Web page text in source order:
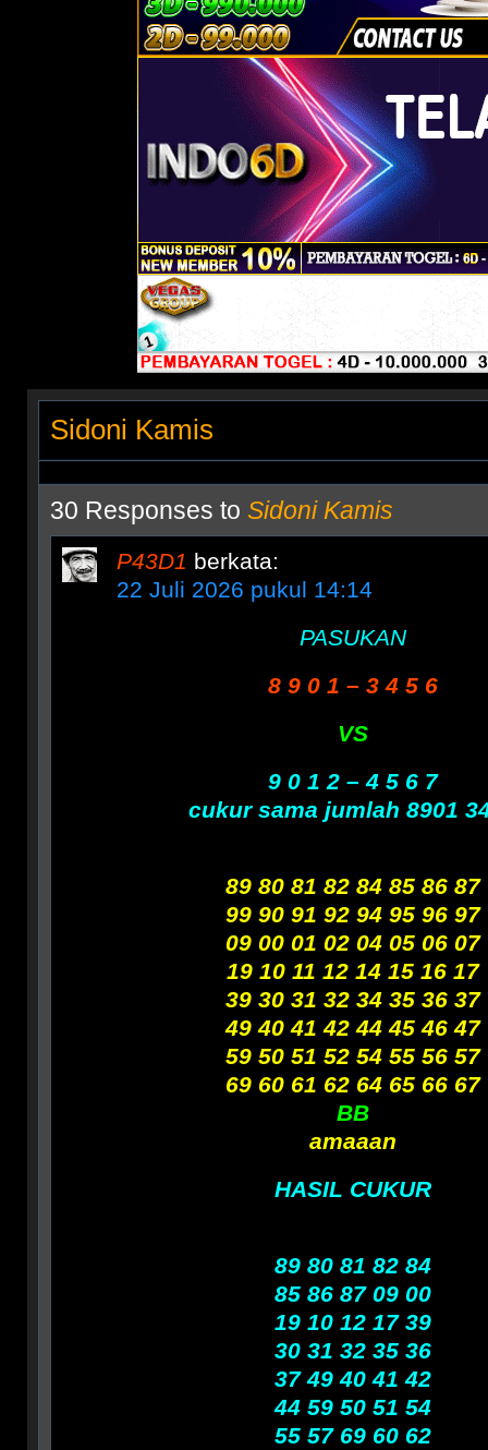
Sidoni Kamis
30 Responses to Sidoni Kamis
P43D1 berkata:
22 Juli 2026 pukul 14:14
PASUKAN
8 9 0 1 – 3 4 5 6
VS
9 0 1 2 – 4 5 6 7
cukur sama jumlah 8901
89 80 81 82 84 85 86 87
99 90 91 92 94 95 96 97
09 00 01 02 04 05 06 07
19 10 11 12 14 15 16 17
39 30 31 32 34 35 36 37
49 40 41 42 44 45 46 47
59 50 51 52 54 55 56 57
69 60 61 62 64 65 66 67
BB
amaaan
HASIL CUKUR
89 80 81 82 84
85 86 87 09 00
19 10 12 17 39
30 31 32 35 36
37 49 40 41 42
44 59 50 51 54
55 57 69 60 62